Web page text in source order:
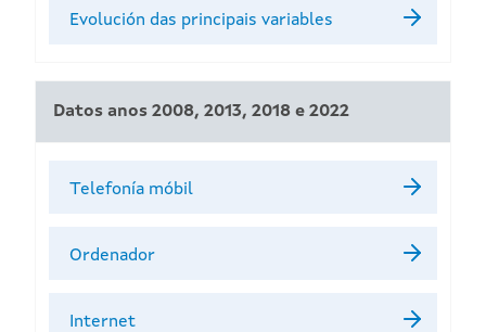
Evolución das principais variables
Datos anos 2008, 2013, 2018 e 2022
Telefonía móbil
Ordenador
Internet